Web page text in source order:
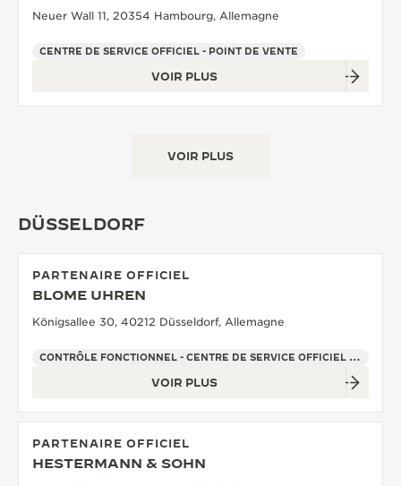
Neuer Wall 11, 20354 Hambourg, Allemagne
CENTRE DE SERVICE OFFICIEL - POINT DE VENTE
VOIR PLUS
VOIR PLUS
DÜSSELDORF
PARTENAIRE OFFICIEL
BLOME UHREN
Königsallee 30, 40212 Düsseldorf, Allemagne
CONTRÔLE FONCTIONNEL - CENTRE DE SERVICE OFFICIEL - POINT DE VENTE
VOIR PLUS
PARTENAIRE OFFICIEL
HESTERMANN & SOHN